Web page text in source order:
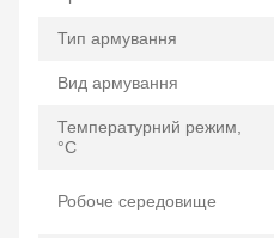
Тип армування
Вид армування
Температурний режим,
°C
Робоче середовище